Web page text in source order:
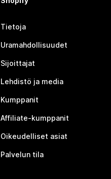
Tietoja
Uramahdollisuudet
Sijoittajat
Lehdistö ja media
Kumppanit
Affiliate-kumppanit
Oikeudelliset asiat
Palvelun tila